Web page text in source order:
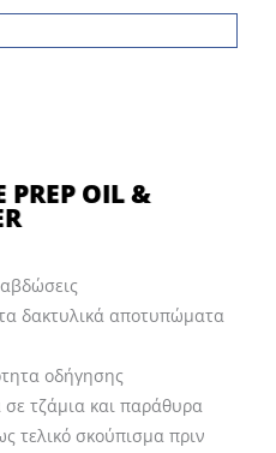
PREP OIL &
δακτυλικά αποτυπώματα
οδήγησης
σε τζάμια και παράθυρα
τελικό σκούπισμα πριν